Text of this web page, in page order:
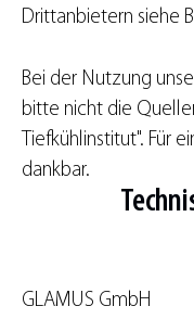
Drittanbietern siehe
Bei der Nutzung
bitte nicht die
Tiefkühlinstitut". Für
dankbar.
GLAMUS GmbH